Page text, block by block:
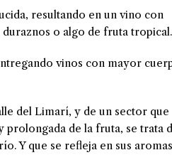
resultando en un vino con
o algo de fruta tropical.
vinos con mayor
del Limarí, y de un sector que
de la fruta, se trata
Y que se refleja en sus